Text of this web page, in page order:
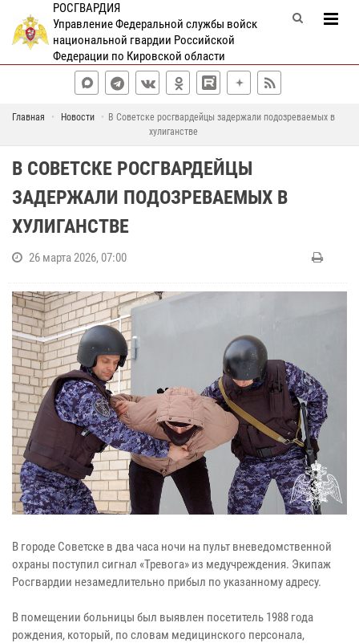
РОСГВАРДИЯ
Управление Федеральной службы войск
национальной гвардии Российской
Федерации по Кировской области
Главная Новости
В Советске росгвардейцы задержали подозреваемых в
хулиганстве
В СОВЕТСКЕ РОСГВАРДЕЙЦЫ
ЗАДЕРЖАЛИ ПОДОЗРЕВАЕМЫХ В
ХУЛИГАНСТВЕ
26 марта 2026, 07:00
В городе Советске в два часа ночи на пульт вневедомственной
охраны поступил сигнал «Тревога» из медучреждения. Экипаж
Росгвардии незамедлительно прибыл по указанному адресу.
В помещении больницы был выявлен посетитель 1988 года
рождения, который, по словам медицинского персонала,